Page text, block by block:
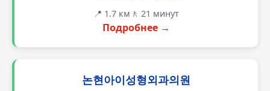
📍 1.7 км 🚶 21 минут
Подробнее →
논현아이성형외과의원